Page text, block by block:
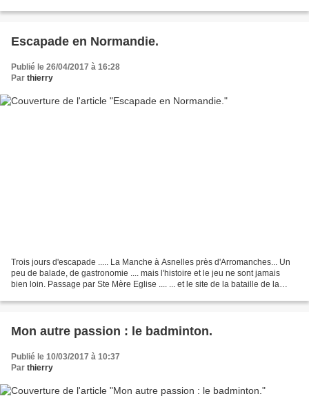
Escapade en Normandie.
Publié le 26/04/2017 à 16:28
Par thierry
Trois jours d'escapade ..... La Manche à Asnelles près d'Arromanches... Un
peu de balade, de gastronomie .... mais l'histoire et le jeu ne sont jamais
bien loin. Passage par Ste Mère Eglise .... ... et le site de la bataille de la
Mon autre passion : le badminton.
Publié le 10/03/2017 à 10:37
Par thierry